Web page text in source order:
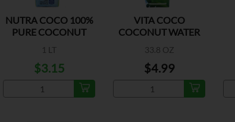
NUTRA COCO 100%
PURE COCONUT
1 LT
$3.15
VITA COCO
COCONUT WATER
33.8 OZ
$4.99